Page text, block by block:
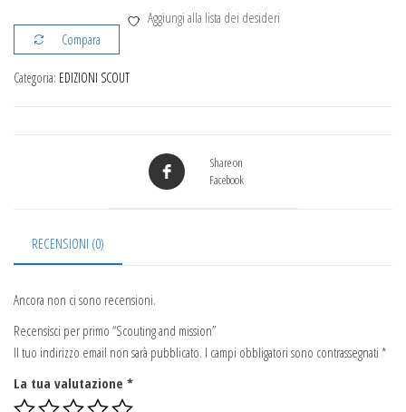
quantità
Aggiungi alla lista dei desideri
Compara
Categoria: EDIZIONI SCOUT
Share on
Facebook
RECENSIONI (0)
Ancora non ci sono recensioni.
Recensisci per primo “Scouting and mission”
Il tuo indirizzo email non sarà pubblicato. I campi obbligatori sono contrassegnati *
La tua valutazione *